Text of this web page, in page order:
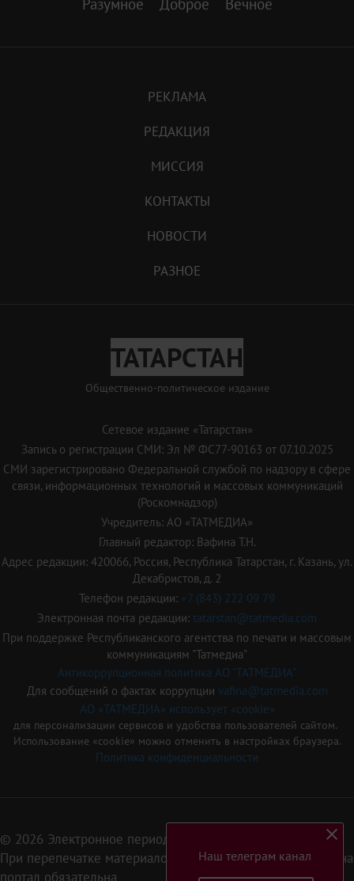
РЕКЛАМА
РЕДАКЦИЯ
МИССИЯ
КОНТАКТЫ
НОВОСТИ
РАЗНОЕ
ТАТАРСТАН
Общественно-политическое издание
Сетевое издание «Татарстан»
Запись о регистрации СМИ: Эл № ФС77-90163 от 07.10.2025
СМИ зарегистрировано Федеральной службой по надзору в сфере
связи, информационных технологий и массовых коммуникаций
(Роскомнадзор)
Учредитель: АО «ТАТМЕДИА»
Главный редактор: Вафина Т.Н.
Адрес редакции: 420066, Россия, Республика Татарстан, г. Казань, ул.
Декабристов, д. 2
Телефон редакции: +7 (843) 222 09 79
Электронная почта редакции: tatarstan@tatmedia.com
При поддержке Республиканского агентства по печати и массовым
коммуникациям "Татмедиа"
Антикоррупционная политика АО "ТАТМЕДИА"
Для сообщений о фактах коррупции vafina@tatmedia.com
АО «ТАТМЕДИА» использует «cookie»
для персонализации сервисов и удобства пользователей сайтом.
Использование «cookie» можно отменить в настройках браузера.
Политика конфиденциальности
© 2026 Электронное периодическое издание «Татарстан»
При перепечатке материалов или их фрагментов ссылка на
портал обязательна
Наш телеграм канал